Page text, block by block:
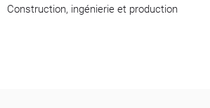
Construction, ingénierie et production